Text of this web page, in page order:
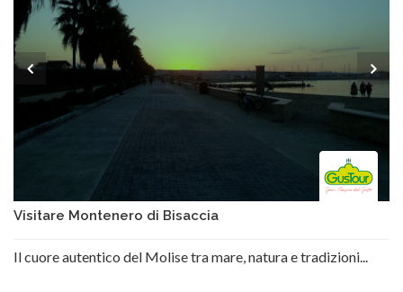
Visitare Montenero di Bisaccia
Il cuore autentico del Molise tra mare, natura e tradizioni...